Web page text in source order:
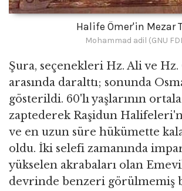
Halife Ömer'in Mezar
Mohammad adil (GNU
Şura, seçenekleri Hz. Ali ve Hz.
arasında daralttı; sonunda
gösterildi. 60'lı yaşlarının
zaptederek Raşidun
ve en uzun süre hükümette
oldu. İki selefi zamanında
yükselen akrabaları olan
devrinde benzeri görülmemiş